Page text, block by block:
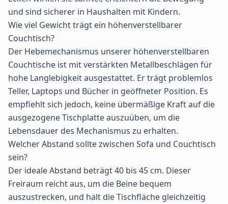
und sind sicherer in Haushalten mit Kindern.
Wie viel Gewicht trägt ein höhenverstellbarer
Couchtisch?
Der Hebemechanismus unserer höhenverstellbaren
Couchtische ist mit verstärkten Metallbeschlägen für
hohe Langlebigkeit ausgestattet. Er trägt problemlos
Teller, Laptops und Bücher in geöffneter Position. Es
empfiehlt sich jedoch, keine übermäßige Kraft auf die
ausgezogene Tischplatte auszuüben, um die
Lebensdauer des Mechanismus zu erhalten.
Welcher Abstand sollte zwischen Sofa und Couchtisch
sein?
Der ideale Abstand beträgt 40 bis 45 cm. Dieser
Freiraum reicht aus, um die Beine bequem
auszustrecken, und hält die Tischfläche gleichzeitig